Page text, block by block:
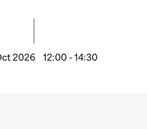
2026 12:00 - 14:30